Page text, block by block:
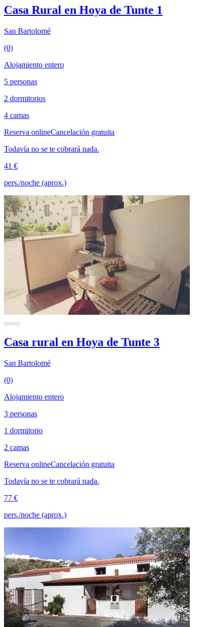
Casa Rural en Hoya de Tunte 1
San Bartolomé
(0)
Alojamiento entero
5 personas
2 dormitorios
4 camas
Reserva onlineCancelación gratuita
Todavía no se te cobrará nada.
41 €
pers./noche (aprox.)
Casa rural en Hoya de Tunte 3
San Bartolomé
(0)
Alojamiento entero
3 personas
1 dormitorio
2 camas
Reserva onlineCancelación gratuita
Todavía no se te cobrará nada.
77 €
pers./noche (aprox.)